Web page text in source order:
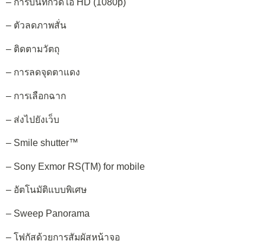
– ตัวลดภาพสั่น
– ติดตามวัตถุ
– การลดจุดตาแดง
– การเลือกฉาก
– ส่งไปยังเว็บ
– Smile shutter™
– Sony Exmor RS(TM) for mobile
– อัตโนมัติแบบพิเศษ
– Sweep Panorama
– โฟกัสด้วยการสัมผัสหน้าจอ